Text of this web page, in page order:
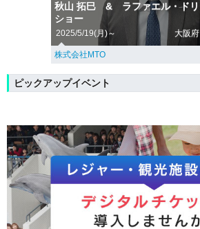
秋山 拓巳 & ラファエル・ド
ショー
2025/5/19(月)～ 大阪府
株式会社MTO
ピックアップイベント